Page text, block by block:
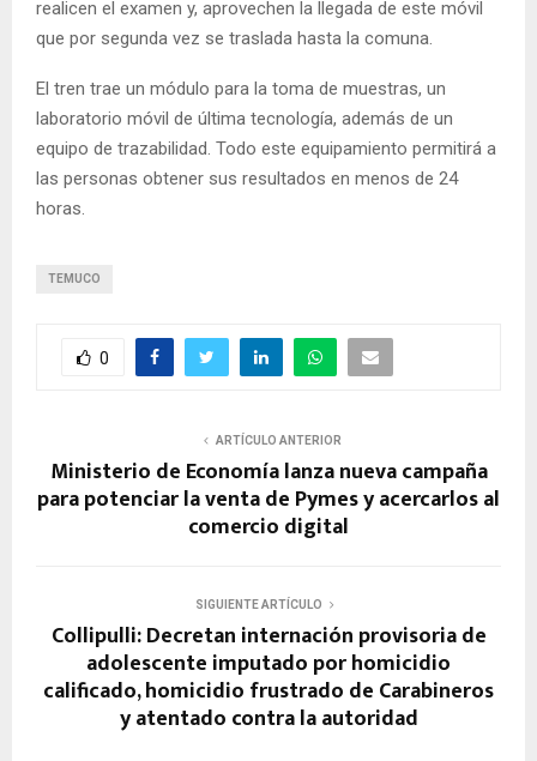
realicen el examen y, aprovechen la llegada de este móvil
que por segunda vez se traslada hasta la comuna.
El tren trae un módulo para la toma de muestras, un
laboratorio móvil de última tecnología, además de un
equipo de trazabilidad. Todo este equipamiento permitirá a
las personas obtener sus resultados en menos de 24
horas.
TEMUCO
0
ARTÍCULO ANTERIOR
Ministerio de Economía lanza nueva campaña
para potenciar la venta de Pymes y acercarlos al
comercio digital
SIGUIENTE ARTÍCULO
Collipulli: Decretan internación provisoria de
adolescente imputado por homicidio
calificado, homicidio frustrado de Carabineros
y atentado contra la autoridad